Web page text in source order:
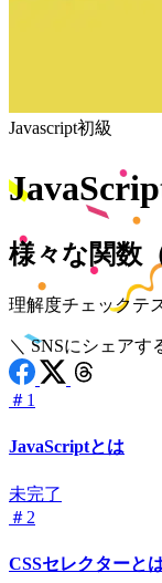
Javascript初級
様々な関数
理解度チェックテ
＼ SNSにシェアす
＃1
JavaScriptとは
未完了
＃2
CSSセレクターと